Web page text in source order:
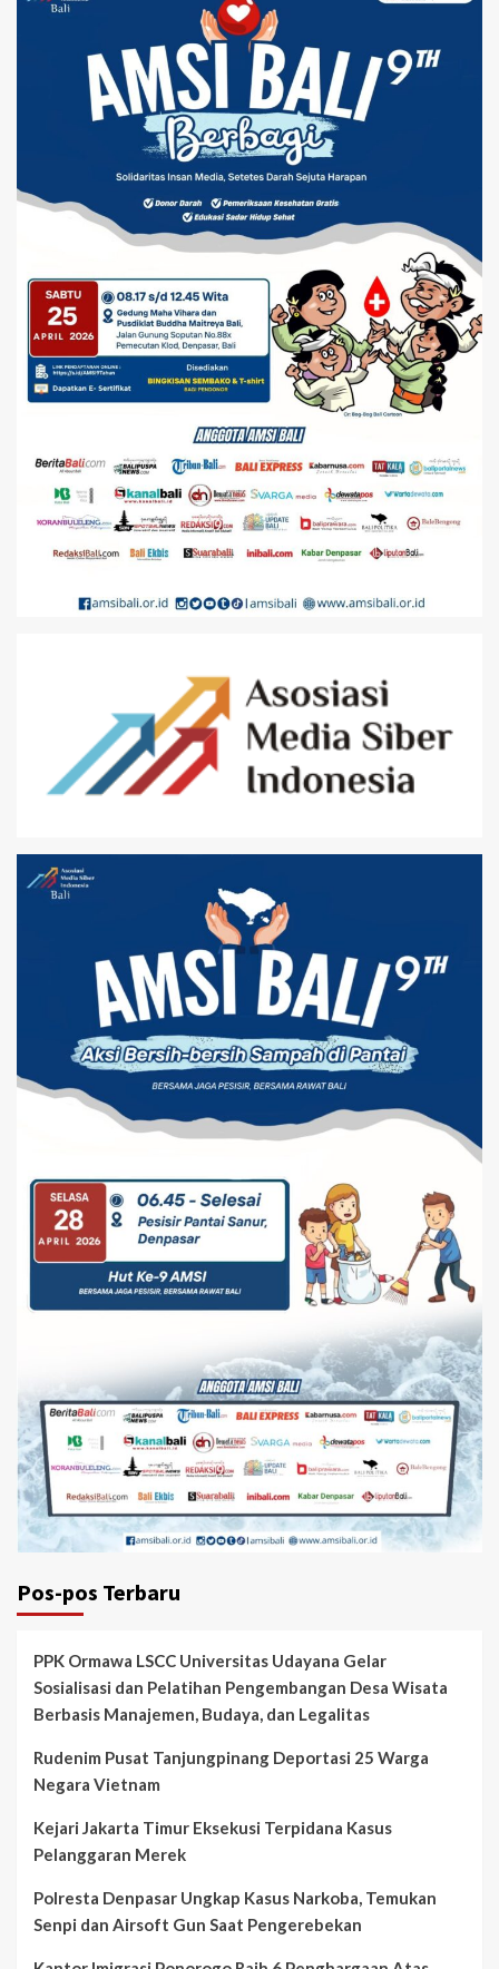
Pos-pos Terbaru
PPK Ormawa LSCC Universitas Udayana Gelar
Sosialisasi dan Pelatihan Pengembangan Desa Wisata
Berbasis Manajemen, Budaya, dan Legalitas
Rudenim Pusat Tanjungpinang Deportasi 25 Warga
Negara Vietnam
Kejari Jakarta Timur Eksekusi Terpidana Kasus
Pelanggaran Merek
Polresta Denpasar Ungkap Kasus Narkoba, Temukan
Senpi dan Airsoft Gun Saat Pengerebekan